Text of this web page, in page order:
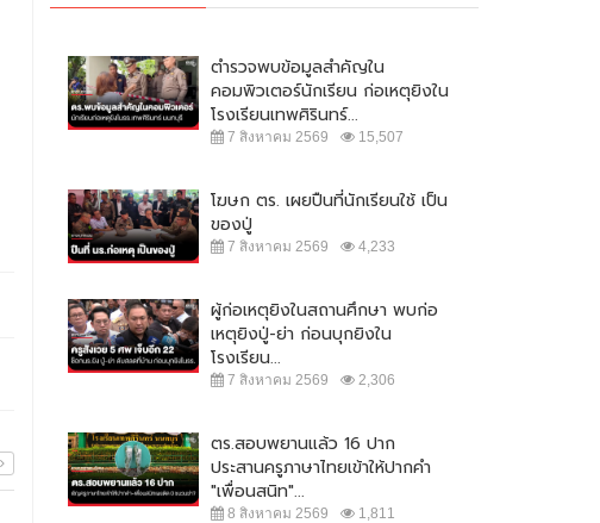
ตำรวจพบข้อมูลสำคัญใน
คอมพิวเตอร์นักเรียน ก่อเหตุยิงใน
โรงเรียนเทพศิรินทร์...
7 สิงหาคม 2569 15,507
โฆษก ตร. เผยปืนที่นักเรียนใช้ เป็น
ของปู่
7 สิงหาคม 2569 4,233
ผู้ก่อเหตุยิงในสถานศึกษา พบก่อ
เหตุยิงปู่-ย่า ก่อนบุกยิงใน
โรงเรียน...
7 สิงหาคม 2569 2,306
ตร.สอบพยานแล้ว 16 ปาก
ประสานครูภาษาไทยเข้าให้ปากคำ
"เพื่อนสนิท"...
8 สิงหาคม 2569 1,811